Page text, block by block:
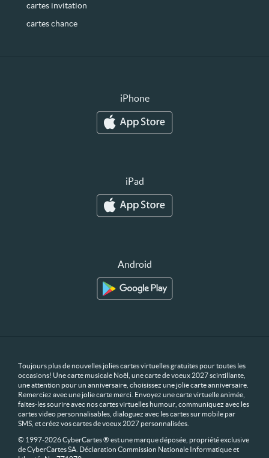
cartes invitation
cartes chance
iPhone
iPad
Android
Toujours plus de nouvelles jolies cartes virtuelles gratuites pour toutes les
occasions! Une carte musicale Noël, une carte de voeux 2027 scintillante,
une attention pour un anniversaire, choisissez une jolie carte anniversaire.
Remerciez avec une jolie carte merci. Envoyez une carte virtuelle animée,
faites-les sourire avec nos cartes virtuelles humour, communiquez avec les
cartes video personnalisables, dialoguez avec les cartes sur mobile par
SMS, et créez vos cartes de voeux 2027 personnalisées.
© 1997-2026 CyberCartes ® est une marque déposée, propriété exclusive
de CyberCartes SA. Déclaration Commission Nationale Informatique et